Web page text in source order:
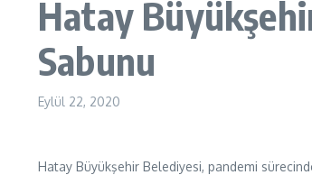
Hatay
Sabunu
Eylül 22, 2020
Hatay Büyükşehir Belediyesi, pandemi